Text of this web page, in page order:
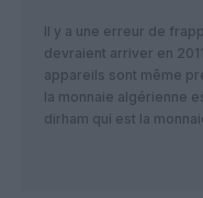
Il y a une erreur de
devraient arriver en
appareils sont même
la monnaie algérienne
dirham qui est la